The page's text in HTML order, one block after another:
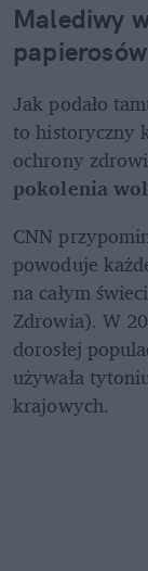
Malediwy
papierosów
Jak podało
to historyczny
ochrony
pokolenia
CNN
powoduje
na całym
Zdrowia). W
dorosłej
używała
krajowych.